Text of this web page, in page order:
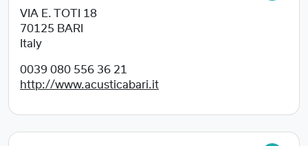
VIA E. TOTI 18
70125 BARI
Italy
0039 080 556 36 21
http://www.acusticabari.it